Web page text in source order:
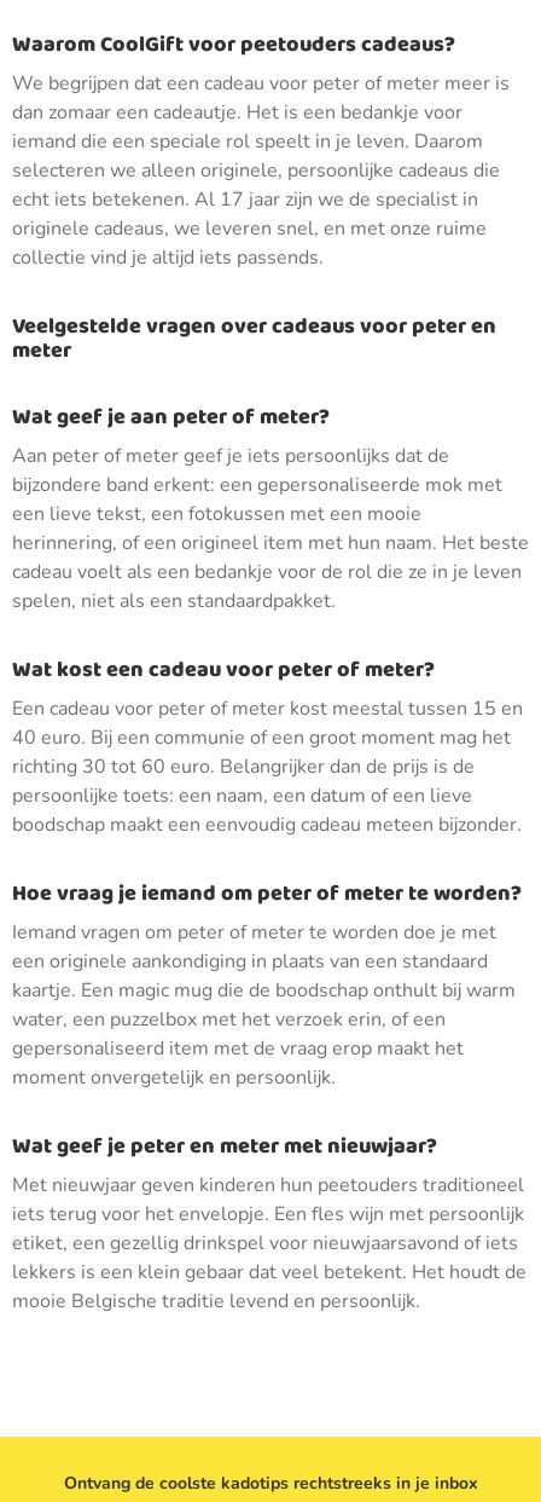
Waarom CoolGift voor peetouders cadeaus?
We begrijpen dat een cadeau voor peter of meter meer is
dan zomaar een cadeautje. Het is een bedankje voor
iemand die een speciale rol speelt in je leven. Daarom
selecteren we alleen originele, persoonlijke cadeaus die
echt iets betekenen. Al 17 jaar zijn we de specialist in
originele cadeaus, we leveren snel, en met onze ruime
collectie vind je altijd iets passends.
Veelgestelde vragen over cadeaus voor peter en
meter
Wat geef je aan peter of meter?
Aan peter of meter geef je iets persoonlijks dat de
bijzondere band erkent: een gepersonaliseerde mok met
een lieve tekst, een fotokussen met een mooie
herinnering, of een origineel item met hun naam. Het beste
cadeau voelt als een bedankje voor de rol die ze in je leven
spelen, niet als een standaardpakket.
Wat kost een cadeau voor peter of meter?
Een cadeau voor peter of meter kost meestal tussen 15 en
40 euro. Bij een communie of een groot moment mag het
richting 30 tot 60 euro. Belangrijker dan de prijs is de
persoonlijke toets: een naam, een datum of een lieve
boodschap maakt een eenvoudig cadeau meteen bijzonder.
Hoe vraag je iemand om peter of meter te worden?
Iemand vragen om peter of meter te worden doe je met
een originele aankondiging in plaats van een standaard
kaartje. Een magic mug die de boodschap onthult bij warm
water, een puzzelbox met het verzoek erin, of een
gepersonaliseerd item met de vraag erop maakt het
moment onvergetelijk en persoonlijk.
Wat geef je peter en meter met nieuwjaar?
Met nieuwjaar geven kinderen hun peetouders traditioneel
iets terug voor het envelopje. Een fles wijn met persoonlijk
etiket, een gezellig drinkspel voor nieuwjaarsavond of iets
lekkers is een klein gebaar dat veel betekent. Het houdt de
mooie Belgische traditie levend en persoonlijk.
Ontvang de coolste kadotips rechtstreeks in je inbox